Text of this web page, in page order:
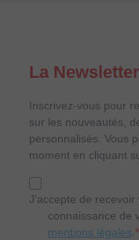
La
Inscrivez-vous pour
sur les nouveautés,
personnalisés. Vous
moment en cliquant
J'accepte de
connaissance de
mentions légales.